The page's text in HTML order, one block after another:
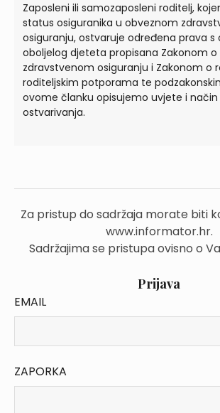
Zaposleni ili samozaposleni roditelj,
status osiguranika u obveznom
osiguranju, ostvaruje određena prava s
oboljelog djeteta propisana Zakonom
zdravstvenom osiguranju i Zakonom o
roditeljskim potporama te
ovome članku opisujemo uvjete i način
ostvarivanja.
Za pristup do sadržaja morate biti
www.informator.hr.
Sadržajima se pristupa ovisno o
Prijava
EMAIL
ZAPORKA